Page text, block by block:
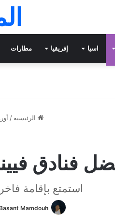
اسيا إفريقيا مطارات
الرئيسية /
استمتع بإقامة
Mamdouh